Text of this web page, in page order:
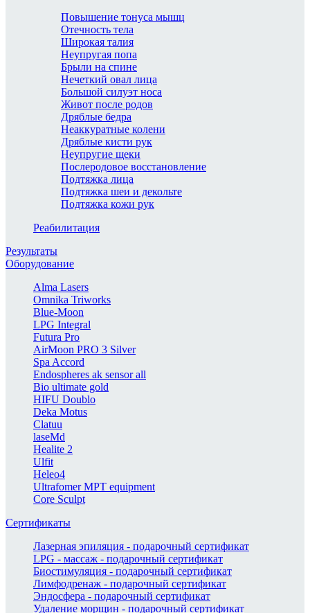
Повышение тонуса мышц
Отечность тела
Широкая талия
Неупругая попа
Брыли на спине
Нечеткий овал лица
Большой силуэт носа
Живот после родов
Дряблые бедра
Неаккуратные колени
Дряблые кисти рук
Неупругие щеки
Послеродовое восстановление
Подтяжка лица
Подтяжка шеи и декольте
Подтяжка кожи рук
Реабилитация
Результаты
Оборудование
Alma Lasers
Omnika Triworks
Blue-Moon
LPG Integral
Futura Pro
AirMoon PRO 3 Silver
Spa Accord
Endospheres ak sensor all
Bio ultimate gold
HIFU Doublo
Deka Motus
Clatuu
laseMd
Healite 2
Ulfit
Heleo4
Ultrafomer MPT equipment
Core Sculpt
Сертификаты
Лазерная эпиляция - подарочный сертификат
LPG - массаж - подарочный сертификат
Биостимуляция - подарочный сертификат
Лимфодренаж - подарочный сертификат
Эндосфера - подарочный сертификат
Удаление морщин - подарочный сертификат